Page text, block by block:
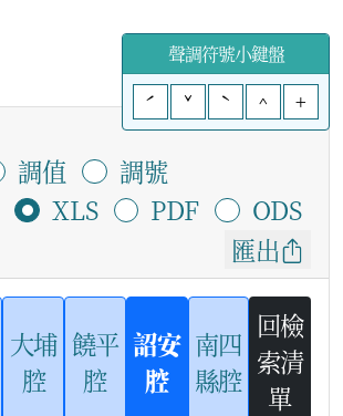
聲調符號小鍵盤
ˊ
ˇ ˋ ^ +
調值
調號
XLS
PDF
ODS
匯出
大埔
腔
饒平
腔
詔安
腔
南四
縣腔
回檢
索清
單